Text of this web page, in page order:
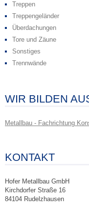
Treppen
Treppengeländer
Überdachungen
Tore und Zäune
Sonstiges
Trennwände
WIR BILDEN
Metallbau - Fachrichtung
KONTAKT
Hofer Metallbau GmbH
Kirchdorfer Straße 16
84104 Rudelzhausen